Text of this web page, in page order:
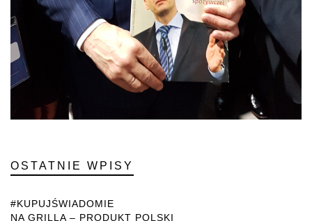
OSTATNIE WPISY
#KUPUJŚWIADOMIE
NA GRILLA – PRODUKT POLSKI